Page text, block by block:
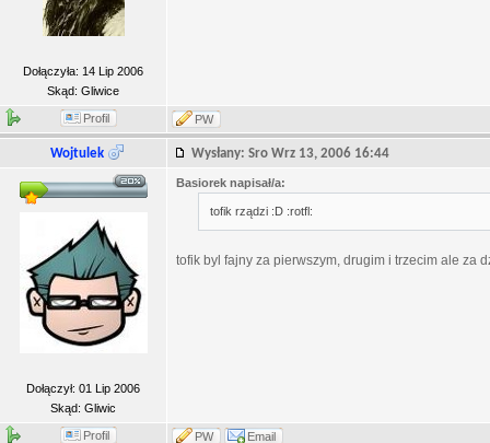
Dołączyła: 14 Lip 2006
Skąd: Gliwice
Profil PW
Wojtulek Wysłany: Sro Wrz 13, 2006 16:44
Dołączył: 01 Lip 2006
Skąd: Gliwic
Basiorek napisał/a:
tofik rządzi :D :rotfl:
tofik byl fajny za pierwszym, drugim i trzecim ale za
Profil PW Email